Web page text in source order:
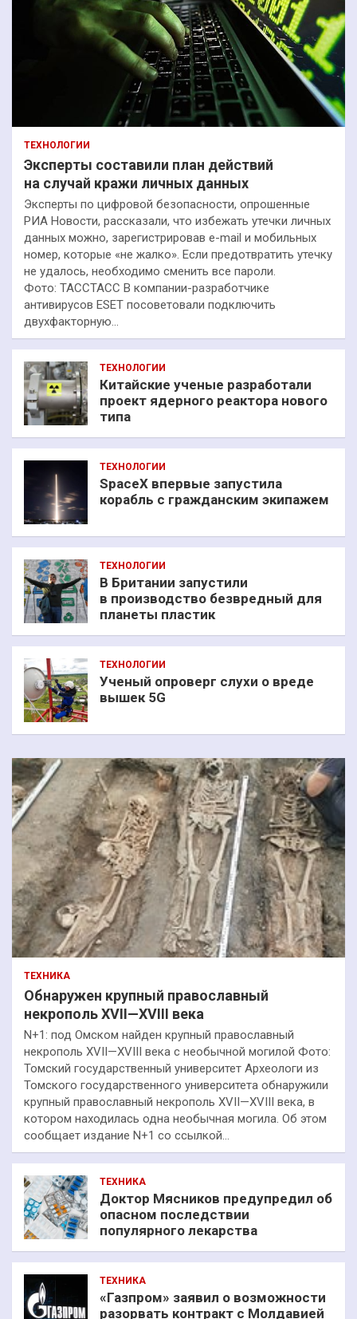
ТЕХНОЛОГИИ
Эксперты составили план действий
на случай кражи личных данных
Эксперты по цифровой безопасности, опрошенные
РИА Новости, рассказали, что избежать утечки личных
данных можно, зарегистрировав e-mail и мобильных
номер, которые «не жалко». Если предотвратить утечку
не удалось, необходимо сменить все пароли.
Фото: ТАССТАСС В компании-разработчике
антивирусов ESET посоветовали подключить
двухфакторную…
ТЕХНОЛОГИИ
Китайские ученые разработали
проект ядерного реактора нового
типа
ТЕХНОЛОГИИ
SpaceX впервые запустила
корабль с гражданским экипажем
ТЕХНОЛОГИИ
В Британии запустили
в производство безвредный для
планеты пластик
ТЕХНОЛОГИИ
Ученый опроверг слухи о вреде
вышек 5G
ТЕХНИКА
Обнаружен крупный православный
некрополь XVII—XVIII века
N+1: под Омском найден крупный православный
некрополь XVII—XVIII века с необычной могилой Фото:
Томский государственный университет Археологи из
Томского государственного университета обнаружили
крупный православный некрополь XVII—XVIII века, в
котором находилась одна необычная могила. Об этом
сообщает издание N+1 со ссылкой…
ТЕХНИКА
Доктор Мясников предупредил об
опасном последствии
популярного лекарства
ТЕХНИКА
«Газпром» заявил о возможности
разорвать контракт с Молдавией